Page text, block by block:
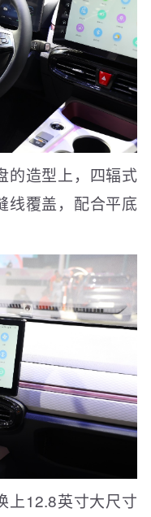
的造型上，四辐式
线覆盖，配合平底
上12.8英寸大尺寸